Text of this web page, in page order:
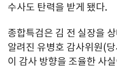
수사도 탄력을 받게 됐다.
종합특검은 김 전 실장을
알려진 유병호 감사위원(
이 감사 방향을 조율한 사